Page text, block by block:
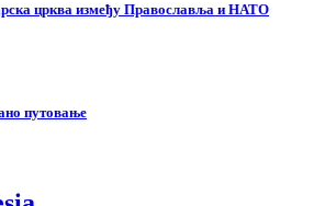
црква између Православља и НАТО
путовање